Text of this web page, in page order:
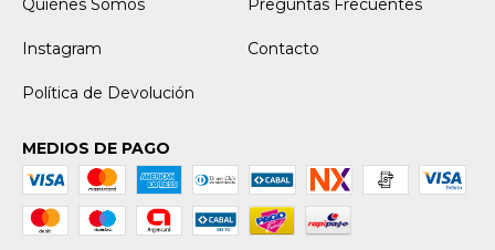
Quiénes Somos Preguntas Frecuentes
Instagram Contacto
Política de Devolución
MEDIOS DE PAGO